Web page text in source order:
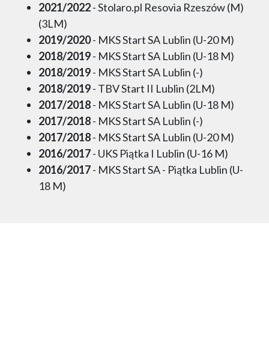
2021/2022- Stolaro.pl Resovia Rzeszów (M)
(3LM)
2019/2020- MKS Start SA Lublin (U-20 M)
2018/2019- MKS Start SA Lublin (U-18 M)
2018/2019- MKS Start SA Lublin (-)
2018/2019- TBV Start II Lublin (2LM)
2017/2018- MKS Start SA Lublin (U-18 M)
2017/2018- MKS Start SA Lublin (-)
2017/2018- MKS Start SA Lublin (U-20 M)
2016/2017- UKS Piątka I Lublin (U-16 M)
2016/2017- MKS Start SA - Piątka Lublin (U-
18 M)